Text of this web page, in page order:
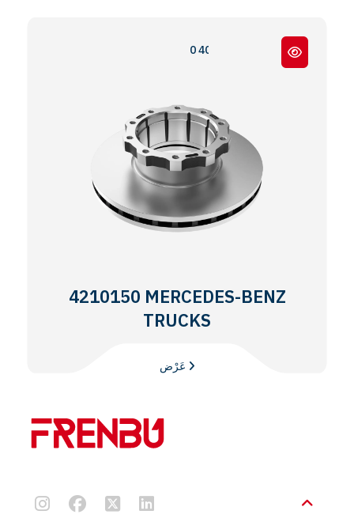
0 403 / 0 404 / 0 350 TOURISMO
4210150 MERCEDES-BENZ
TRUCKS